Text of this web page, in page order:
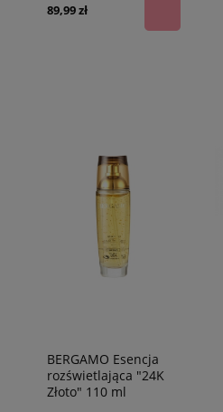
89,99 zł
BERGAMO Esencja
rozświetlająca "24K
Złoto" 110 ml